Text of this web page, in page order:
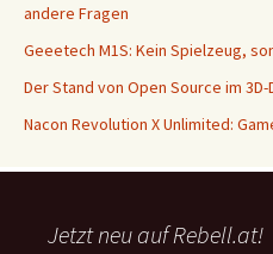
andere Fragen
Geeetech M1S: Kein Spielzeug,
Der Stand von Open Source im 3D-
Nacon Revolution X Unlimited:
Jetzt neu auf Rebell.at!